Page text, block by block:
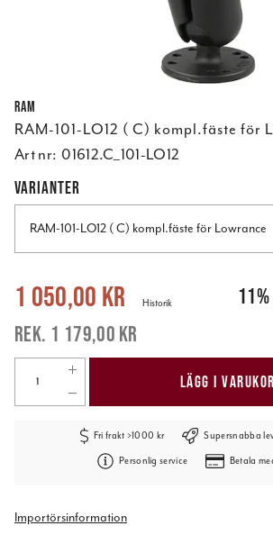
RAM
RAM-101-LO12 ( C) kompl.fäste för
Art nr: 01612.C_101-LO12
VARIANTER
RAM-101-LO12 ( C) kompl.fäste för Lowrance
Nuvarande pris: 1 050,00 kr 1 179,00
1 050,00 kr
1 179,00 kr
Historik 11%
LÄGG I
Fri frakt >1000 kr Supersnabba
Personlig service Betala
Importörsinformation